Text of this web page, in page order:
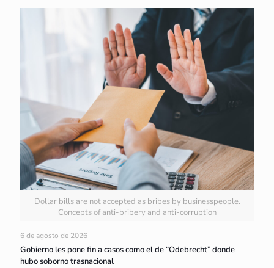
Dollar bills are not accepted as bribes by businesspeople.
Concepts of anti-bribery and anti-corruption
6 de agosto de 2026
Gobierno les pone fin a casos como el de “Odebrecht” donde
hubo soborno trasnacional